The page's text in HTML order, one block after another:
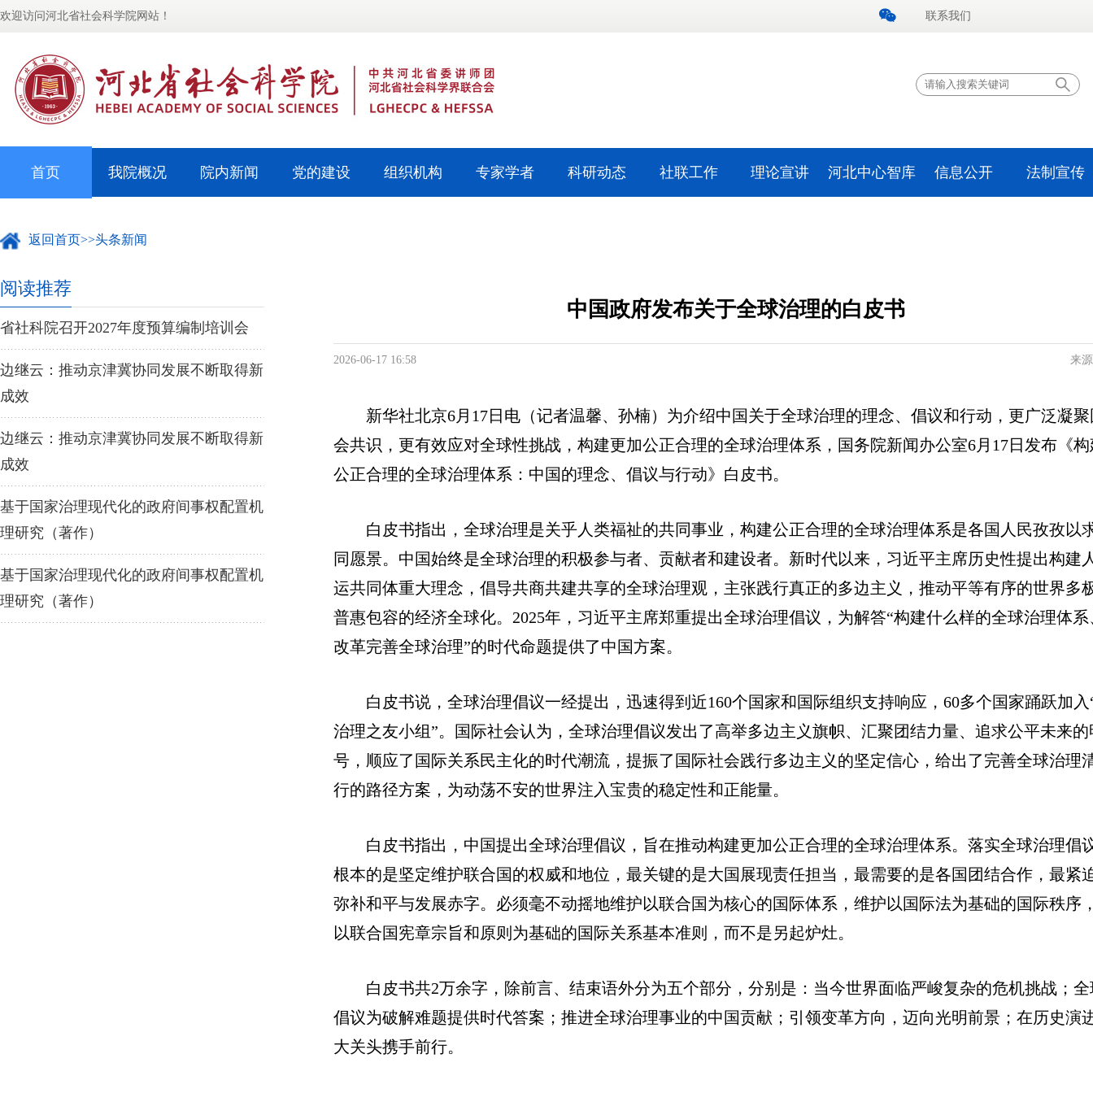
欢迎访问河北省社会科学院网站！ 联系我们
首页 我院概况 院内新闻 党的建设 组织机构 专家学者 科研动态 社联工作 理论宣讲 河北中心智库 信息公开 法制宣传
返回首页>>头条新闻
中国政府发布关于全球治理的白皮书
2026-06-17 16:58 来
新华社北京6月17日电（记者温馨、孙楠）为介绍中国关于全球治理的理念、倡议和行动，更广泛凝
会共识，更有效应对全球性挑战，构建更加公正合理的全球治理体系，国务院新闻办公室6月17日发布《
公正合理的全球治理体系：中国的理念、倡议与行动》白皮书。
白皮书指出，全球治理是关乎人类福祉的共同事业，构建公正合理的全球治理体系是各国人民孜孜以
同愿景。中国始终是全球治理的积极参与者、贡献者和建设者。新时代以来，习近平主席历史性提出构建
运共同体重大理念，倡导共商共建共享的全球治理观，主张践行真正的多边主义，推动平等有序的世界多
普惠包容的经济全球化。2025年，习近平主席郑重提出全球治理倡议，为解答“构建什么样的全球治理体
改革完善全球治理”的时代命题提供了中国方案。
白皮书说，全球治理倡议一经提出，迅速得到近160个国家和国际组织支持响应，60多个国家踊跃加入
治理之友小组”。国际社会认为，全球治理倡议发出了高举多边主义旗帜、汇聚团结力量、追求公平未来
号，顺应了国际关系民主化的时代潮流，提振了国际社会践行多边主义的坚定信心，给出了完善全球治理
行的路径方案，为动荡不安的世界注入宝贵的稳定性和正能量。
白皮书指出，中国提出全球治理倡议，旨在推动构建更加公正合理的全球治理体系。落实全球治理倡
根本的是坚定维护联合国的权威和地位，最关键的是大国展现责任担当，最需要的是各国团结合作，最紧
弥补和平与发展赤字。必须毫不动摇地维护以联合国为核心的国际体系，维护以国际法为基础的国际秩序
以联合国宪章宗旨和原则为基础的国际关系基本准则，而不是另起炉灶。
白皮书共2万余字，除前言、结束语外分为五个部分，分别是：当今世界面临严峻复杂的危机挑战；
倡议为破解难题提供时代答案；推进全球治理事业的中国贡献；引领变革方向，迈向光明前景；在历史演
大关头携手前行。
阅读推荐
省社科院召开2027年度预算编制培训会
边继云：推动京津冀协同发展不断取得新
成效
边继云：推动京津冀协同发展不断取得新
成效
基于国家治理现代化的政府间事权配置机
理研究（著作）
基于国家治理现代化的政府间事权配置机
理研究（著作）